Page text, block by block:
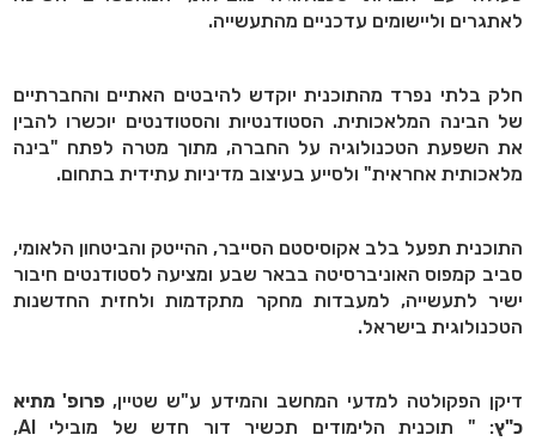
לאתגרים וליישומים עדכניים מהתעשייה.
חלק בלתי נפרד מהתוכנית יוקדש להיבטים האתיים והחברתיים
של הבינה המלאכותית. הסטודנטיות והסטודנטים יוכשרו להבין
את השפעת הטכנולוגיה על החברה, מתוך מטרה לפתח "בינה
מלאכותית אחראית" ולסייע בעיצוב מדיניות עתידית בתחום.
התוכנית תפעל בלב אקוסיסטם הסייבר, ההייטק והביטחון הלאומי,
סביב קמפוס האוניברסיטה בבאר שבע ומציעה לסטודנטים חיבור
ישיר לתעשייה, למעבדות מחקר מתקדמות ולחזית החדשנות
הטכנולוגית בישראל.
דיקן הפקולטה למדעי המחשב והמידע ע"ש שטיין,פרופ' מתיא
כ"ץ
: " תוכנית הלימודים תכשיר דור חדש של מובילי AI,